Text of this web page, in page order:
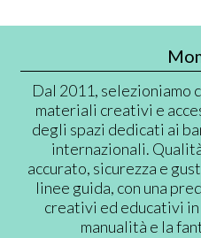
Dal 2011, selezioniamo
materiali creativi e
degli spazi dedicati ai
internazionali.
accurato, sicurezza e
linee guida, con una
creativi ed educativi
manualità e la